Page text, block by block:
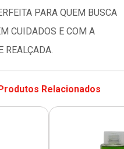
PARA QUEM BUSCA
CUIDADOS E COM A
REALÇADA.
Relacionados